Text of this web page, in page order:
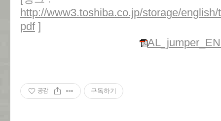
http://www3.toshiba.co.jp/storage/
pdf ]
공감 구독하기